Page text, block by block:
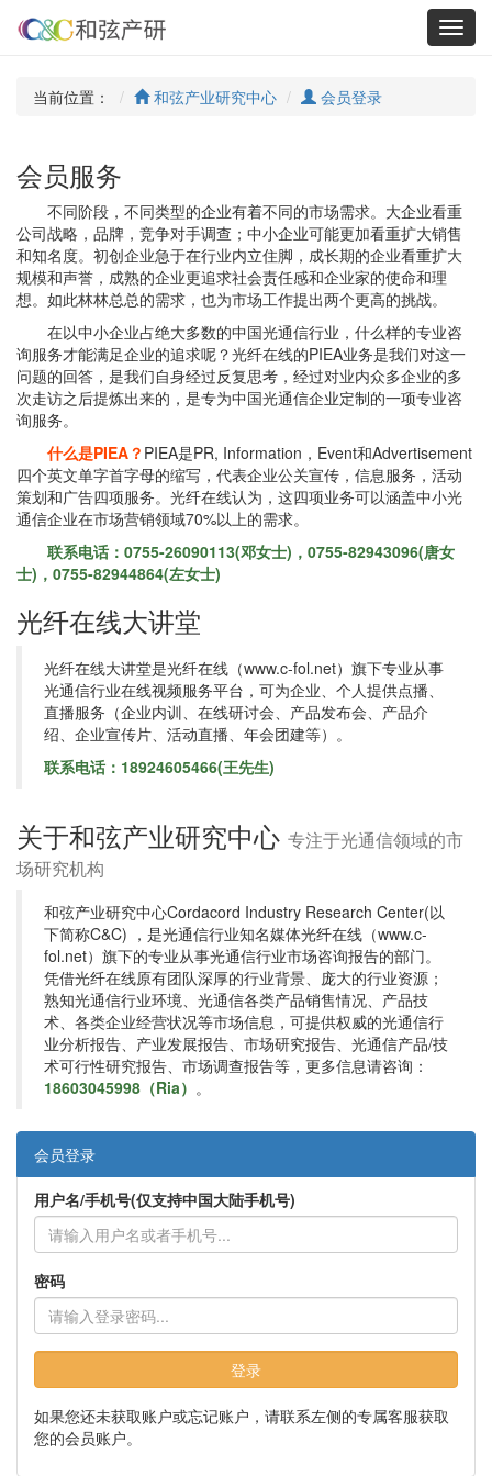
当前位置： 和弦产业研究中心 会员登录
会员服务
不同阶段，不同类型的企业有着不同的市场需求。大企业看重
公司战略，品牌，竞争对手调查；中小企业可能更加看重扩大销售
和知名度。初创企业急于在行业内立住脚，成长期的企业看重扩大
规模和声誉，成熟的企业更追求社会责任感和企业家的使命和理
想。如此林林总总的需求，也为市场工作提出两个更高的挑战。
在以中小企业占绝大多数的中国光通信行业，什么样的专业咨
询服务才能满足企业的追求呢？光纤在线的PIEA业务是我们对这一
问题的回答，是我们自身经过反复思考，经过对业内众多企业的多
次走访之后提炼出来的，是专为中国光通信企业定制的一项专业咨
询服务。
什么是PIEA？ PIEA是PR, Information，Event和Advertisement
四个英文单字首字母的缩写，代表企业公关宣传，信息服务，活动
策划和广告四项服务。光纤在线认为，这四项业务可以涵盖中小光
通信企业在市场营销领域70%以上的需求。
联系电话：0755-26090113(邓女士)，0755-82943096(唐女
士)，0755-82944864(左女士)
光纤在线大讲堂
光纤在线大讲堂是光纤在线（www.c-fol.net）旗下专业从事
光通信行业在线视频服务平台，可为企业、个人提供点播、
直播服务（企业内训、在线研讨会、产品发布会、产品介
绍、企业宣传片、活动直播、年会团建等）。
联系电话：18924605466(王先生)
关于和弦产业研究中心 专注于光通信领域的市
场研究机构
和弦产业研究中心Cordacord Industry Research Center(以
下简称C&C) ，是光通信行业知名媒体光纤在线（www.c-
fol.net）旗下的专业从事光通信行业市场咨询报告的部门。
凭借光纤在线原有团队深厚的行业背景、庞大的行业资源；
熟知光通信行业环境、光通信各类产品销售情况、产品技
术、各类企业经营状况等市场信息，可提供权威的光通信行
业分析报告、产业发展报告、市场研究报告、光通信产品/技
术可行性研究报告、市场调查报告等，更多信息请咨询：
18603045998（Ria） 。
会员登录
用户名/手机号(仅支持中国大陆手机号)
密码
登录
如果您还未获取账户或忘记账户，请联系左侧的专属客服获取
您的会员账户。